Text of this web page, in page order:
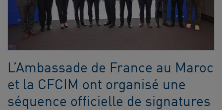
L’Ambassade de France au Maroc
et la CFCIM ont organisé une
séquence officielle de signatures